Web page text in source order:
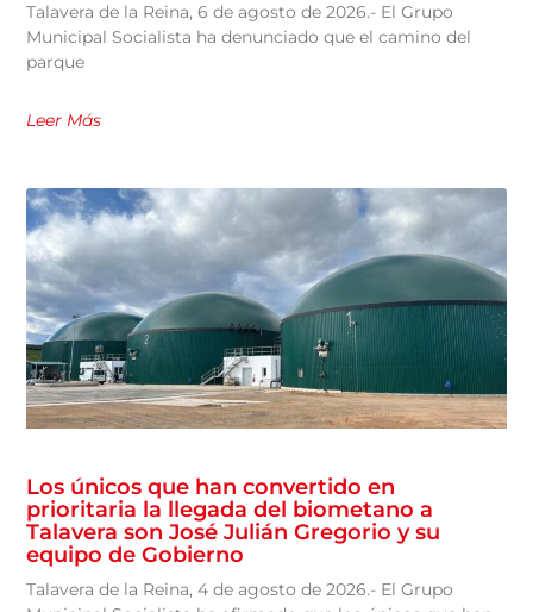
Talavera de la Reina, 6 de agosto de 2026.- El Grupo
Municipal Socialista ha denunciado que el camino del
parque
Leer Más
Los únicos que han convertido en
prioritaria la llegada del biometano a
Talavera son José Julián Gregorio y su
equipo de Gobierno
Talavera de la Reina, 4 de agosto de 2026.- El Grupo